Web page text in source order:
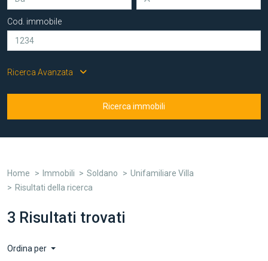
Cod. immobile
Ricerca Avanzata
Ricerca immobili
Home Immobili Soldano
Unifamiliare Villa
Risultati della ricerca
3 Risultati trovati
Ordina per